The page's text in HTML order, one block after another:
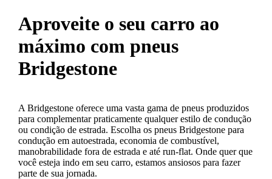
Aproveite o seu carro ao
máximo com pneus
Bridgestone
A Bridgestone oferece uma vasta gama de pneus produzidos
para complementar praticamente qualquer estilo de condução
ou condição de estrada. Escolha os pneus Bridgestone para
condução em autoestrada, economia de combustível,
manobrabilidade fora de estrada e até run-flat. Onde quer que
você esteja indo em seu carro, estamos ansiosos para fazer
parte de sua jornada.